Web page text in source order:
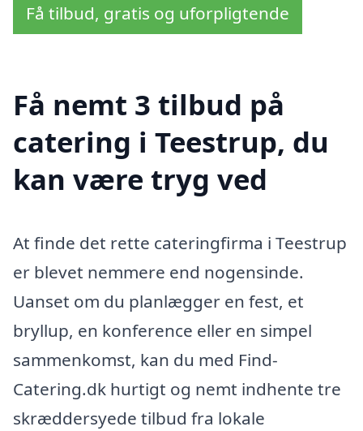
Få tilbud, gratis og uforpligtende
Få nemt 3 tilbud på
catering i Teestrup, du
kan være tryg ved
At finde det rette cateringfirma i Teestrup
er blevet nemmere end nogensinde.
Uanset om du planlægger en fest, et
bryllup, en konference eller en simpel
sammenkomst, kan du med Find-
Catering.dk hurtigt og nemt indhente tre
skræddersyede tilbud fra lokale